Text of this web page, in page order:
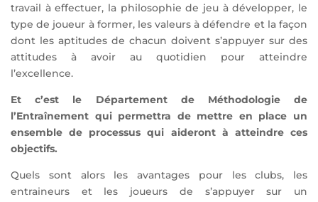
travail à effectuer, la philosophie de jeu à développer, le
type de joueur à former, les valeurs à défendre et la façon
dont les aptitudes de chacun doivent s’appuyer sur des
attitudes à avoir au quotidien pour atteindre
l’excellence.
Et c’est le Département de Méthodologie de
l’Entraînement qui permettra de mettre en place un
ensemble de processus qui aideront à atteindre ces
objectifs.
Quels sont alors les avantages pour les clubs, les
entraineurs et les joueurs de s’appuyer sur un